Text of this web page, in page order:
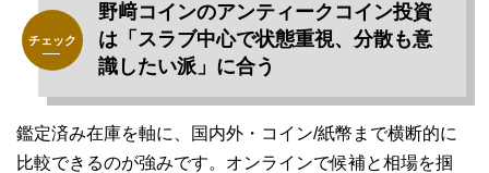
野﨑コインのアンティークコイン投資
は「スラブ中心で状態重視、分散も意
識したい派」に合う
鑑定済み在庫を軸に、国内外・コイン/紙幣まで横断的に
比較できるのが強みです。オンラインで候補と相場を掴